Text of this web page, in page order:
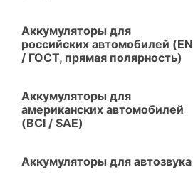
Аккумуляторы для
российских автомобилей (EN
/ ГОСТ, прямая полярность)
Аккумуляторы для
американских автомобилей
(BCI / SAE)
Аккумуляторы для автозвука